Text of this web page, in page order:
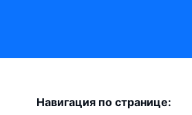
Навигация по странице: